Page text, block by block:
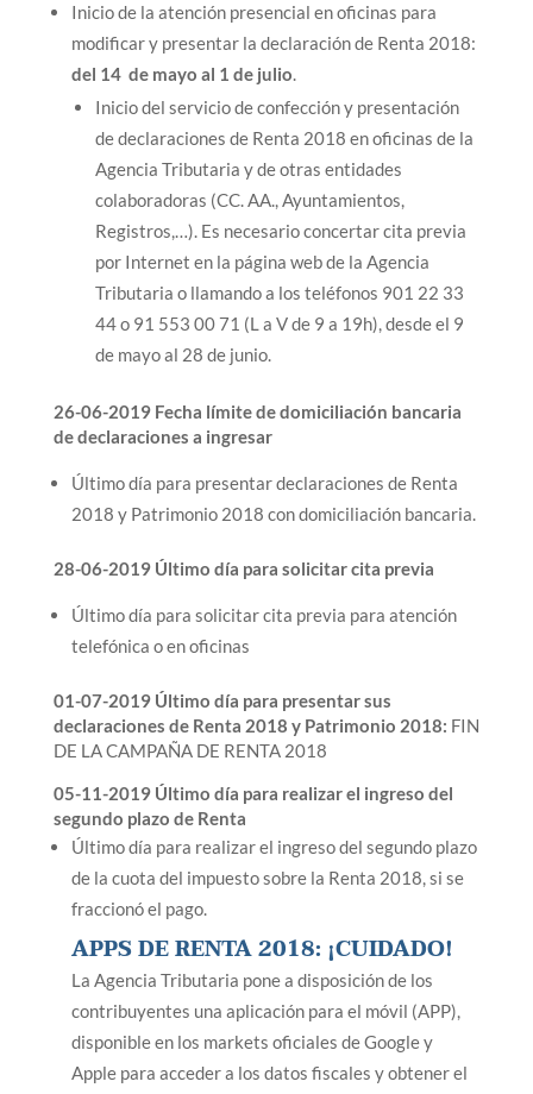
Inicio de la atención presencial en oficinas para
modificar y presentar la declaración de Renta 2018:
del 14 de mayo al 1 de julio.
Inicio del servicio de confección y presentación
de declaraciones de Renta 2018 en oficinas de la
Agencia Tributaria y de otras entidades
colaboradoras (CC. AA., Ayuntamientos,
Registros,…). Es necesario concertar cita previa
por Internet en la página web de la Agencia
Tributaria o llamando a los teléfonos 901 22 33
44 o 91 553 00 71 (L a V de 9 a 19h), desde el 9
de mayo al 28 de junio.
26-06-2019 Fecha límite de domiciliación bancaria
de declaraciones a ingresar
Último día para presentar declaraciones de Renta
2018 y Patrimonio 2018 con domiciliación bancaria.
28-06-2019 Último día para solicitar cita previa
Último día para solicitar cita previa para atención
telefónica o en oficinas
01-07-2019 Último día para presentar sus
declaraciones de Renta 2018 y Patrimonio 2018: FIN
DE LA CAMPAÑA DE RENTA 2018
05-11-2019 Último día para realizar el ingreso del
segundo plazo de Renta
Último día para realizar el ingreso del segundo plazo
de la cuota del impuesto sobre la Renta 2018, si se
fraccionó el pago.
APPS DE RENTA 2018: ¡CUIDADO!
La Agencia Tributaria pone a disposición de los
contribuyentes una aplicación para el móvil (APP),
disponible en los markets oficiales de Google y
Apple para acceder a los datos fiscales y obtener el